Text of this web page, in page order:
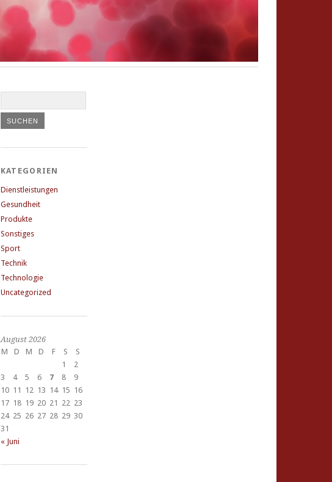
KATEGORIEN
Dienstleistungen
Gesundheit
Produkte
Sonstiges
Sport
Technik
Technologie
Uncategorized
August 2026
M
D M D F S
S
1
2
3
4 5 6 7 8
9
10 11 12 13 14 15 16
17 18 19 20 21 22 23
24 25 26 27 28 29 30
31
« Juni